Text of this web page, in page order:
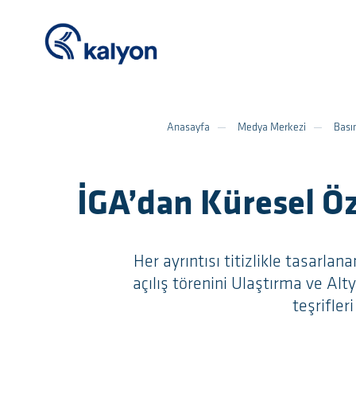
Anasayfa Medya Merkezi
İGA’dan Küresel
Her ayrıntısı titizlikle
açılış törenini Ulaştırma ve
teşrifleri